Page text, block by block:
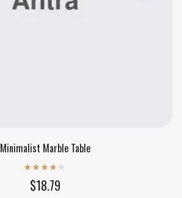
Minimalist Marble Table
Rated
out of 5
$18.79